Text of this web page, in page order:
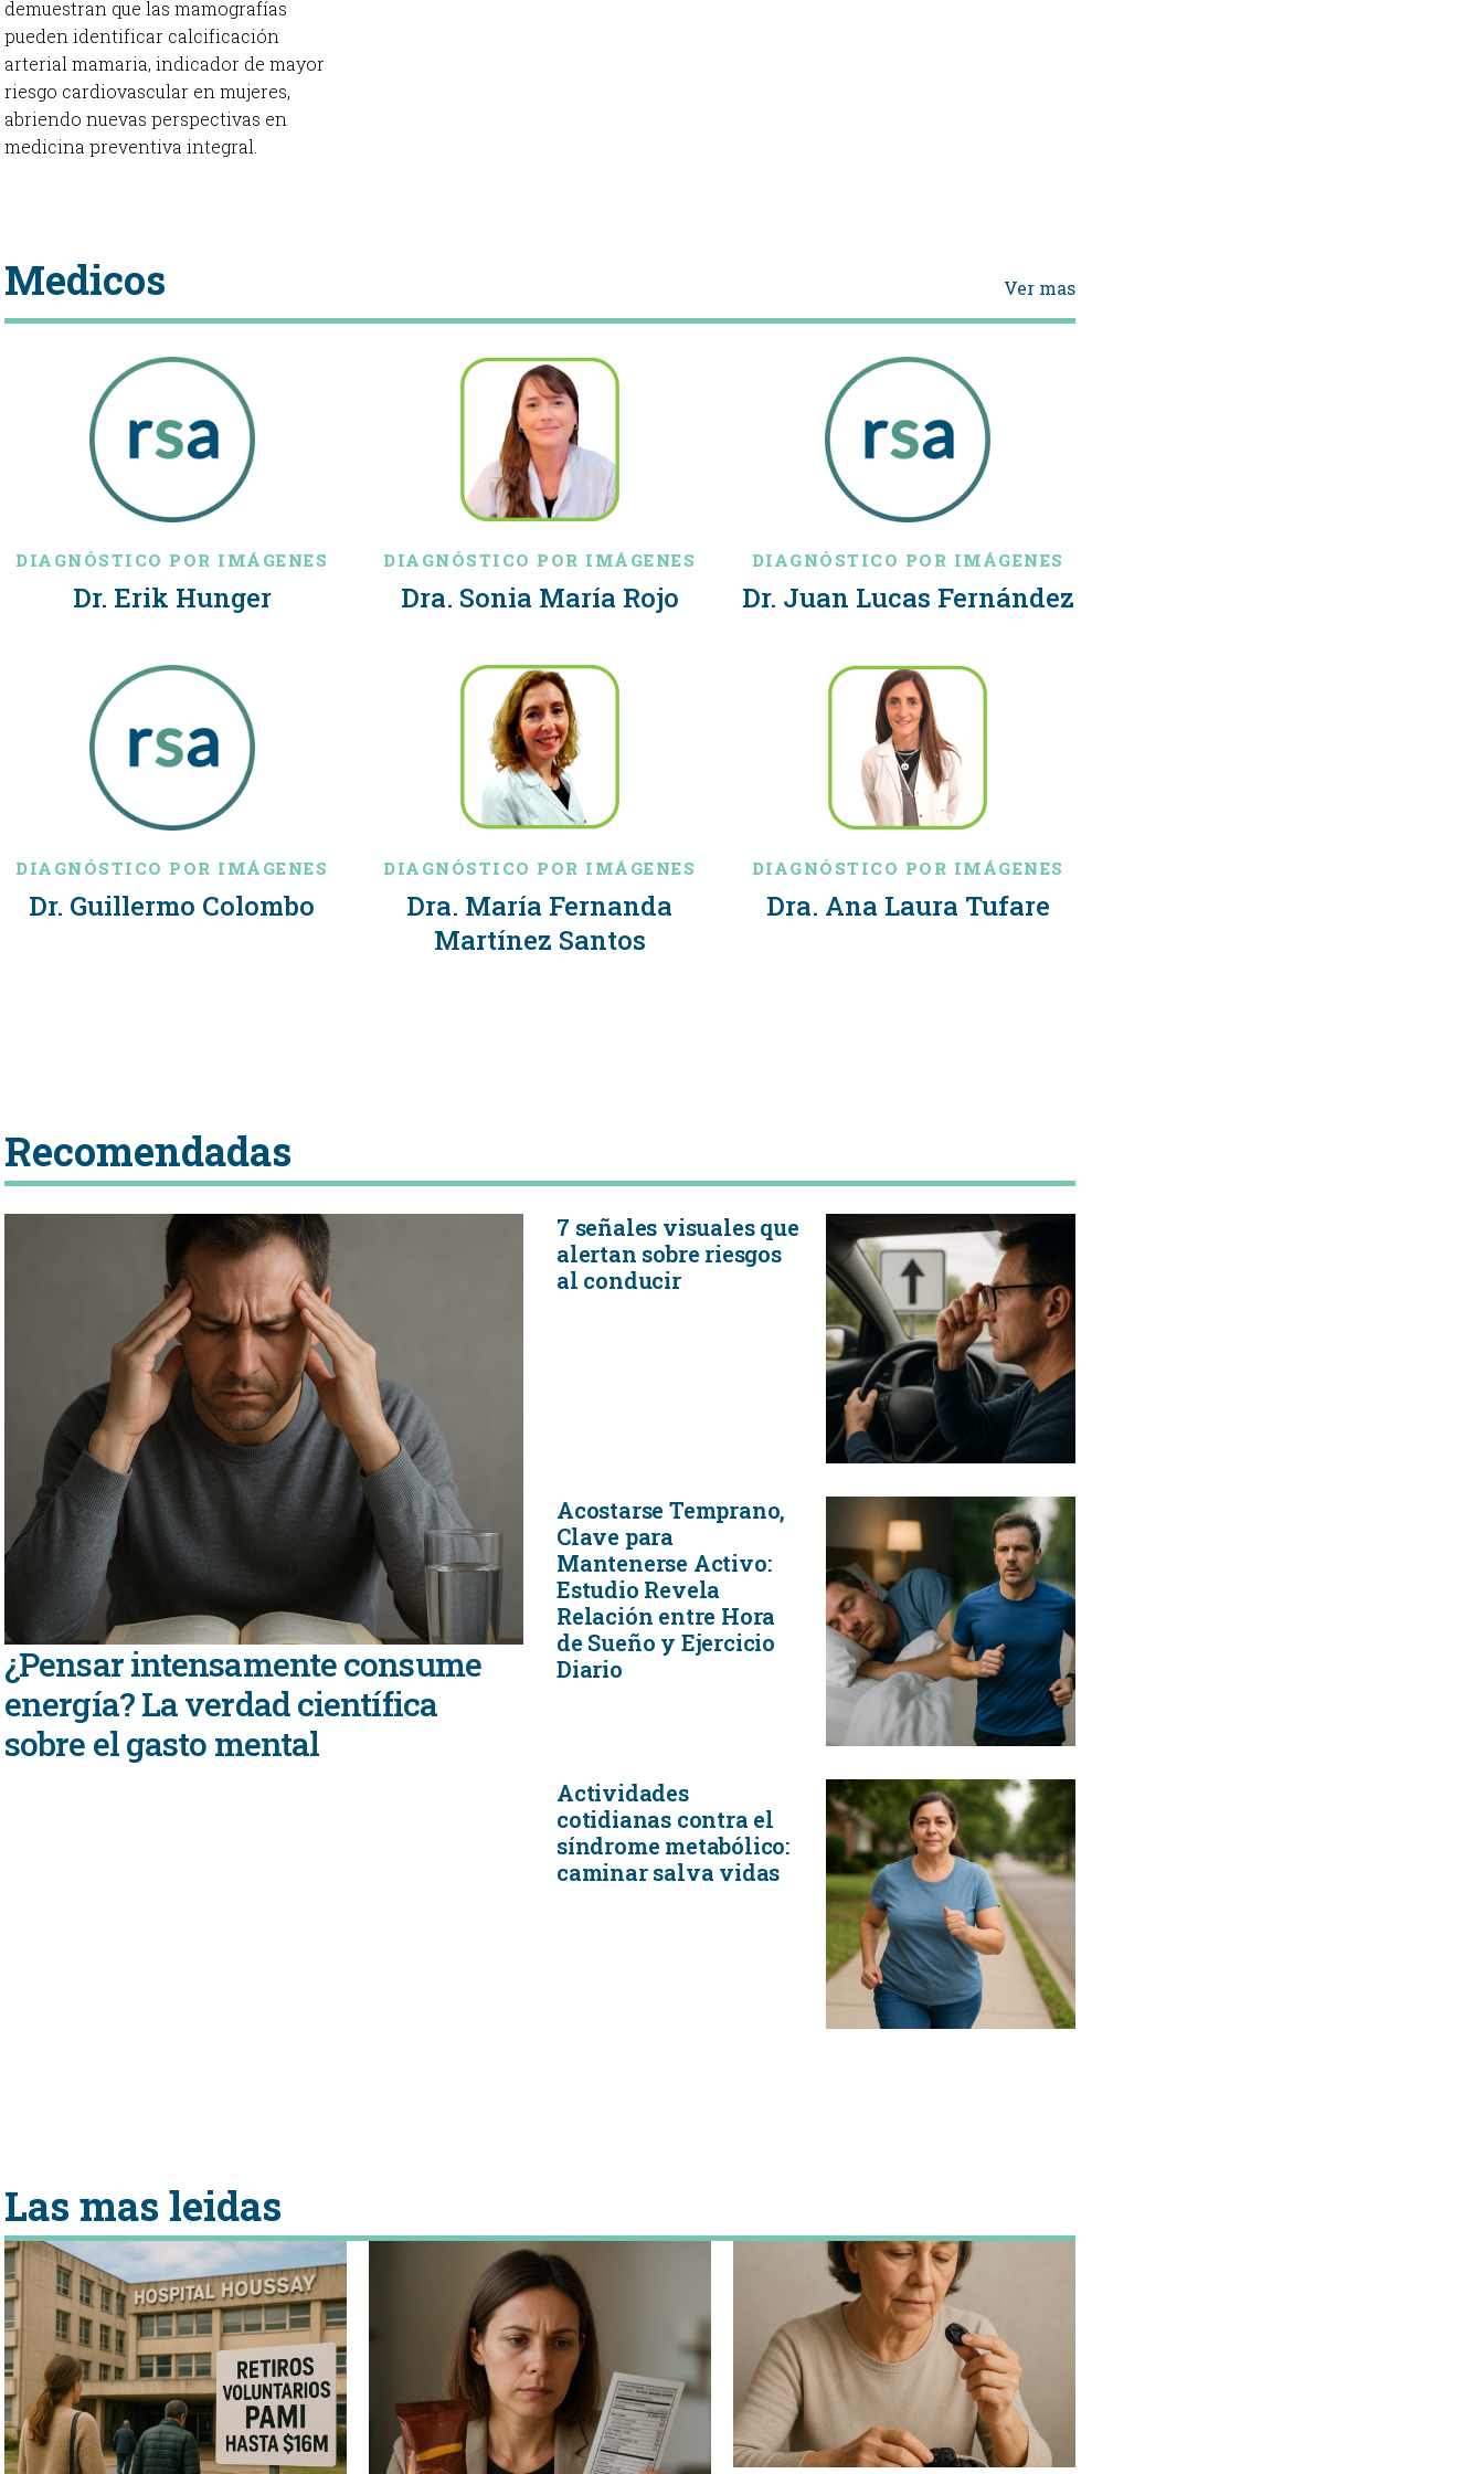
demuestran que las mamografías
pueden identificar calcificación
arterial mamaria, indicador de mayor
riesgo cardiovascular en mujeres,
abriendo nuevas perspectivas en
medicina preventiva integral.
Medicos Ver mas
DIAGNÓSTICO POR IMÁGENES
Dr. Erik Hunger
DIAGNÓSTICO POR IMÁGENES
Dra. Sonia María Rojo
DIAGNÓSTICO POR IMÁGENES
Dr. Juan Lucas Fernández
DIAGNÓSTICO POR IMÁGENES
Dr. Guillermo Colombo
DIAGNÓSTICO POR IMÁGENES
Dra. María Fernanda
Martínez Santos
DIAGNÓSTICO POR IMÁGENES
Dra. Ana Laura Tufare
Recomendadas
¿Pensar intensamente consume
energía? La verdad científica
sobre el gasto mental
7 señales visuales que
alertan sobre riesgos
al conducir
Acostarse Temprano,
Clave para
Mantenerse Activo:
Estudio Revela
Relación entre Hora
de Sueño y Ejercicio
Diario
Actividades
cotidianas contra el
síndrome metabólico:
caminar salva vidas
Las mas leidas